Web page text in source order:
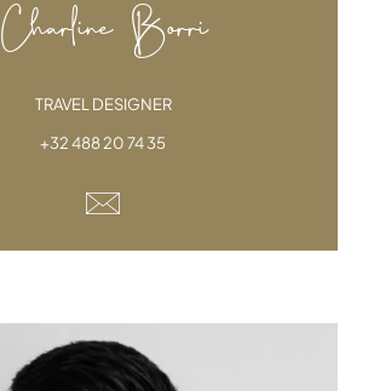
Charline Borri
TRAVEL DESIGNER
+32 488 20 74 35